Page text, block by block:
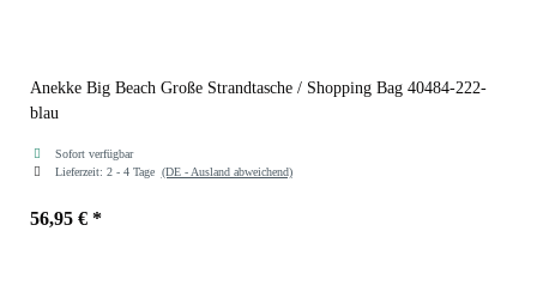
Anekke Big Beach Große Strandtasche / Shopping Bag 40484-222-
blau
Sofort verfügbar
Lieferzeit: 2 - 4 Tage (DE - Ausland abweichend)
56,95 € *